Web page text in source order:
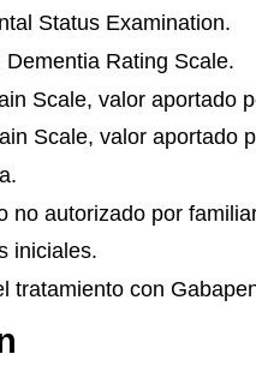
Status Examination.
Dementia Rating Scale.
Scale, valor aportado
Scale, valor aportado
no autorizado por
iniciales.
tratamiento con